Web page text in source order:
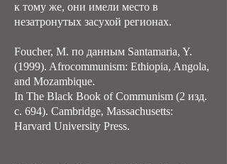
к тому же, они имели место в
незатронутых засухой регионах.
Foucher, M. по данным Santamaria, Y.
(1999). Afrocommunism: Ethiopia, Angola,
and Mozambique.
In The Black Book of Communism (2 изд.
с. 694). Cambridge, Massachusetts:
Harvard University Press.